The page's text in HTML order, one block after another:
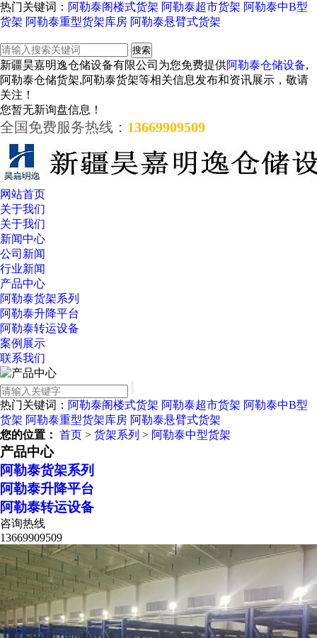
热门关键词： 阿勒泰阁楼式货架 阿勒泰超市货架 阿勒泰中B型
货架 阿勒泰重型货架库房 阿勒泰悬臂式货架
新疆昊嘉明逸仓储设备有限公司为您免费提供阿勒泰仓储设备,
阿勒泰仓储货架,阿勒泰货架等相关信息发布和资讯展示，敬请
关注！
您暂无新询盘信息！
全国免费服务热线： 13669909509
网站首页
关于我们
关于我们
新闻中心
公司新闻
行业新闻
产品中心
阿勒泰货架系列
阿勒泰升降平台
阿勒泰转运设备
案例展示
联系我们
热门关键词： 阿勒泰阁楼式货架 阿勒泰超市货架 阿勒泰中B型
货架 阿勒泰重型货架库房 阿勒泰悬臂式货架
您的位置： 首页 > 货架系列 > 阿勒泰中型货架
产品中心
阿勒泰货架系列
阿勒泰升降平台
阿勒泰转运设备
咨询热线
13669909509